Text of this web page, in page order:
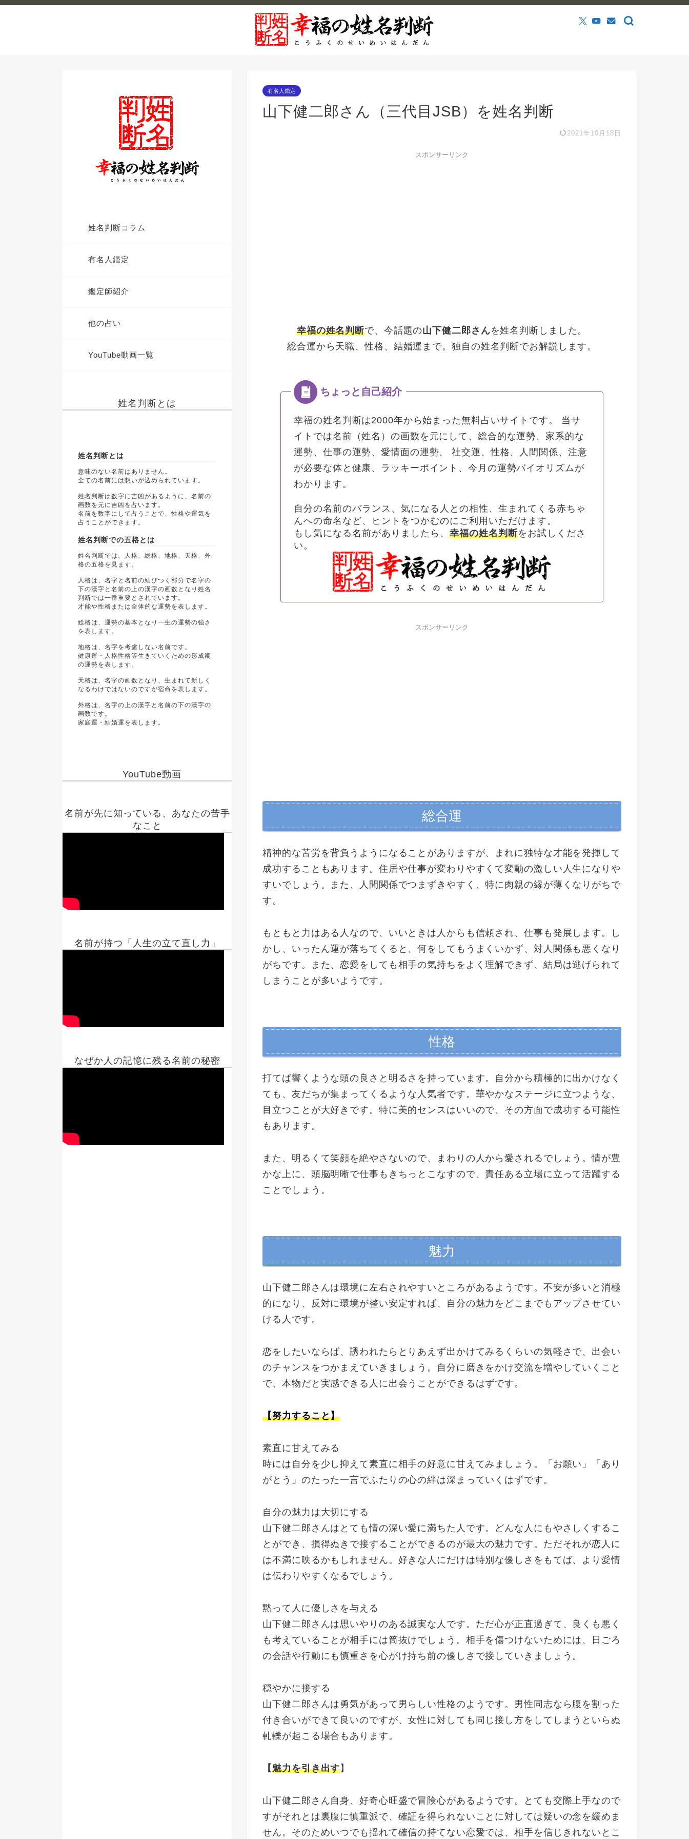
有名人鑑定
山下健二郎さん（三代目JSB）を姓名判断
2021年10月18日
スポンサーリンク
幸福の姓名判断で、今話題の山下健二郎さんを姓名判断しました。
総合運から天職、性格、結婚運まで。独自の姓名判断でお解説します。
幸福の姓名判断は2000年から始まった無料占いサイトです。
当サ
イトでは名前（姓名）の画数を元にして、総合的な運勢、家系的な
運勢、仕事の運勢、愛情面の運勢、 社交運、性格、人間関係、注意
が必要な体と健康、ラッキーポイント、今月の運勢バイオリズムが
わかります。
自分の名前のバランス、気になる人との相性、生まれてくる赤ちゃ
んへの命名など、ヒントをつかむのにご利用いただけます。
もし気になる名前がありましたら、幸福の姓名判断をお試しくださ
い。
スポンサーリンク
総合運
精神的な苦労を背負うようになることがありますが、まれに独特な才能を発揮して
成功することもあります。住居や仕事が変わりやすくて変動の激しい人生になりや
すいでしょう。また、人間関係でつまずきやすく、特に肉親の縁が薄くなりがちで
す。
もともと力はある人なので、いいときは人からも信頼され、仕事も発展します。し
かし、いったん運が落ちてくると、何をしてもうまくいかず、対人関係も悪くなり
がちです。また、恋愛をしても相手の気持ちをよく理解できず、結局は逃げられて
しまうことが多いようです。
性格
打てば響くような頭の良さと明るさを持っています。自分から積極的に出かけなく
ても、友だちが集まってくるような人気者です。華やかなステージに立つような、
目立つことが大好きです。特に美的センスはいいので、その方面で成功する可能性
もあります。
また、明るくて笑顔を絶やさないので、まわりの人から愛されるでしょう。情が豊
かな上に、頭脳明晰で仕事もきちっとこなすので、責任ある立場に立って活躍する
ことでしょう。
魅力
山下健二郎さんは環境に左右されやすいところがあるようです。不安が多いと消極
的になり、反対に環境が整い安定すれば、自分の魅力をどこまでもアップさせてい
ける人です。
恋をしたいならば、誘われたらとりあえず出かけてみるくらいの気軽さで、出会い
のチャンスをつかまえていきましょう。自分に磨きをかけ交流を増やしていくこと
で、本物だと実感できる人に出会うことができるはずです。
【努力すること】
素直に甘えてみる
時には自分を少し抑えて素直に相手の好意に甘えてみましょう。「お願い」「あり
がとう」のたった一言でふたりの心の絆は深まっていくはずです。
自分の魅力は大切にする
山下健二郎さんはとても情の深い愛に満ちた人です。どんな人にもやさしくするこ
とができ、損得ぬきで接することができるのが最大の魅力です。ただそれが恋人に
は不満に映るかもしれません。好きな人にだけは特別な優しさをもてば、より愛情
は伝わりやすくなるでしょう。
黙って人に優しさを与える
山下健二郎さんは思いやりのある誠実な人です。ただ心が正直過ぎて、良くも悪く
も考えていることが相手には筒抜けでしょう。相手を傷つけないためには、日ごろ
の会話や行動にも慎重さを心がけ持ち前の優しさで接していきましょう。
穏やかに接する
山下健二郎さんは勇気があって男らしい性格のようです。男性同志なら腹を割った
付き合いができて良いのですが、女性に対しても同じ接し方をしてしまうといらぬ
軋轢が起こる場合もあります。
【魅力を引き出す】
山下健二郎さん自身、好奇心旺盛で冒険心があるようです。とても交際上手なので
すがそれとは裏腹に慎重派で、確証を得られないことに対しては疑いの念を緩めま
せん。そのためいつでも揺れて確信の持てない恋愛では、相手を信じきれないとこ
姓名判断コラム
有名人鑑定
鑑定師紹介
他の占い
YouTube動画一覧
姓名判断とは
姓名判断とは
意味のない名前はありません。
全ての名前には想いが込められています。
姓名判断は数字に吉凶があるように、名前の
画数を元に吉凶を占います。
名前を数字にして占うことで、性格や運気を
占うことができます。
姓名判断での五格とは
姓名判断では、人格、総格、地格、天格、外
格の五格を見ます。
人格は、名字と名前の結びつく部分で名字の
下の漢字と名前の上の漢字の画数となり姓名
判断では一番重要とされています。
才能や性格または全体的な運勢を表します。
総格は、運勢の基本となり一生の運勢の強さ
を表します。
地格は、名字を考慮しない名前です。
健康運・人格性格等生きていくための形成期
の運勢を表します。
天格は、名字の画数となり、生まれて新しく
なるわけではないのですが宿命を表します。
外格は、名字の上の漢字と名前の下の漢字の
画数です。
家庭運・結婚運を表します。
YouTube動画
名前が先に知っている、あなたの苦手
なこと
名前が持つ「人生の立て直し力」
なぜか人の記憶に残る名前の秘密